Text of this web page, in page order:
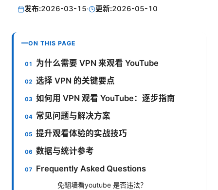
发布:2026-03-15· 更新:2026-05-10
ON THIS PAGE
为什么需要 VPN 来观看 YouTube
选择 VPN 的关键要点
如何用 VPN 观看 YouTube：逐步指南
常见问题与解决方案
提升观看体验的实战技巧
数据与统计参考
Frequently Asked Questions
免翻墙看youtube 是否违法？